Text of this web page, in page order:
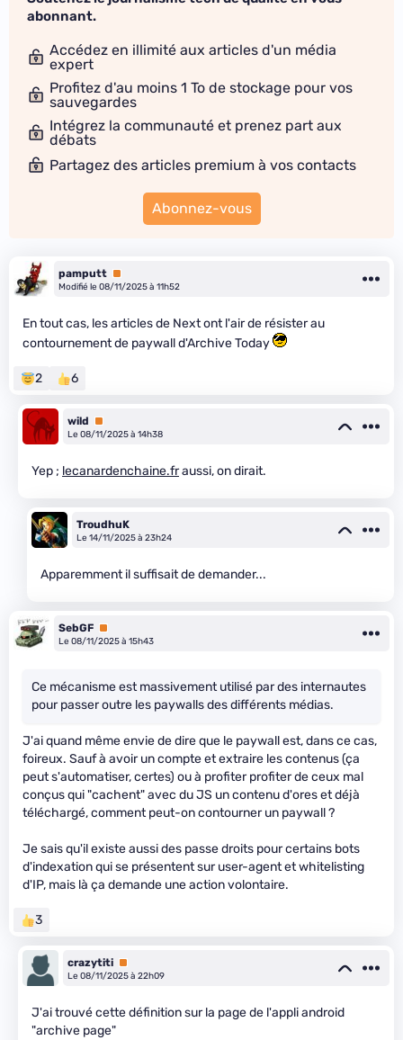
abonnant.
Accédez en illimité aux articles d'un média
expert
Profitez d'au moins 1 To de stockage pour vos
sauvegardes
Intégrez la communauté et prenez part aux
débats
Partagez des articles premium à vos contacts
Abonnez-vous
pamputt Premium
Modifié le 08/11/2025 à 11h52
En tout cas, les articles de Next ont l'air de résister au
contournement de paywall d'Archive Today
2 6
wild
Premium
Le 08/11/2025 à 14h38
Yep ; lecanardenchaine.fraussi, on dirait.
TroudhuK
Le 14/11/2025 à 23h24
Apparemment il suffisait de demander...
SebGF Premium
Le 08/11/2025 à 15h43
Ce mécanisme est massivement utilisé par des internautes
pour passer outre les paywalls des différents médias.
J'ai quand même envie de dire que le paywall est, dans ce cas,
foireux. Sauf à avoir un compte et extraire les contenus (ça
peut s'automatiser, certes) ou à profiter profiter de ceux mal
conçus qui "cachent" avec du JS un contenu d'ores et déjà
téléchargé, comment peut-on contourner un paywall ?
Je sais qu'il existe aussi des passe droits pour certains bots
d'indexation qui se présentent sur user-agent et whitelisting
d'IP, mais là ça demande une action volontaire.
3
crazytiti Premium
Le 08/11/2025 à 22h09
J'ai trouvé cette définition sur la page de l'appli android
"archive page"